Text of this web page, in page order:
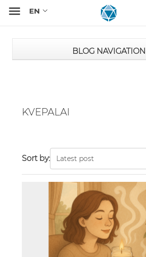

BLOG NAVIGATION
KVEPALAI
Sort by: